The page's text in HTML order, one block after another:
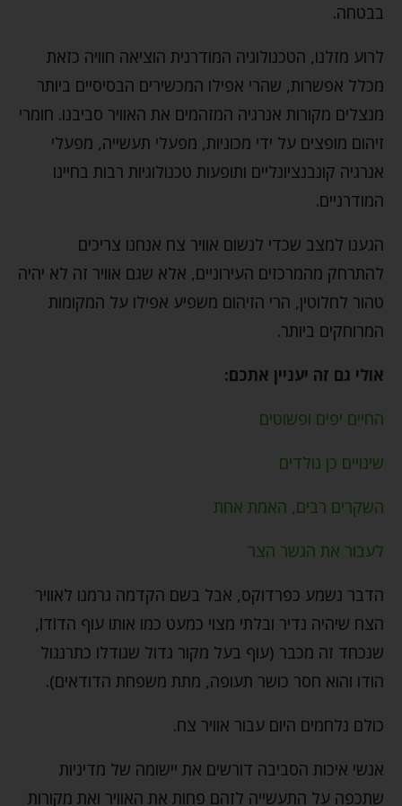
בבטחה.
לרוע מזלנו, הטכנולוגיה המודרנית הוציאה חוויה כזאת
מכלל אפשרות, שהרי אפילו המכשירים הבסיסיים ביותר
מנצלים מקורות אנרגיה המזהמים את האוויר סביבנו. חומרי
זיהום מופצים על ידי מכוניות, מפעלי תעשייה, מפעלי
אנרגיה קונבנציונליים ותופעות טכנולוגיות רבות בחיינו
המודרניים.
הגענו למצב שכדי לנשום אוויר צח אנחנו צריכים
להתרחק מהמרכזים העירוניים, אלא שגם אוויר זה לא יהיה
טהור לחלוטין, הרי הזיהום משפיע אפילו על המקומות
המרוחקים ביותר.
אולי גם זה יעניין אתכם:
החיים יפים ופשוטים
שינויים כן נולדים
השקרים רבים, האמת אחת
לעבור את הגשר הצר
הדבר נשמע כפרדוקס, אבל בשם הקדמה גרמנו לאוויר
הצח שיהיה נדיר ובלתי מצוי כמעט כמו אותו עוף הדוֹדוֹ,
שנכחד זה מכבר (עוף בעל מקור גדול שגודלו כתרנגול
הודו והוא חסר כושר תעופה, מתת משפחת הדודאים).
כולם נלחמים היום עבור אוויר צח.
אנשי איכות הסביבה דורשים את יישומה של מדיניות
שתכפה על התעשייה לזהם פחות את האוויר ואת מקורות